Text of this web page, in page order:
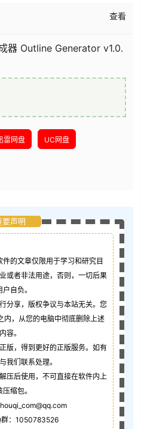
查看
器 Outline Generator v1.0.
雷网盘 UC网盘
要声明
的文章仅限用于学习和研究目
或者非法用途，否则，一切后果
自负。
分享，版权争议与本站无关。您
内，从您的电脑中彻底删除上述
内容。
版，得到更好的正版服务。如有
我们联系处理。
压后使用，不可直接在软件内上
缩包。
群：1050783526